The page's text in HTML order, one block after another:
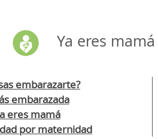
Ya eres mamá
embarazarte?
embarazada
eres mamá
por maternidad